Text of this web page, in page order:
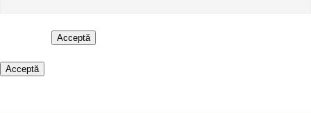
Acceptă
Acceptă